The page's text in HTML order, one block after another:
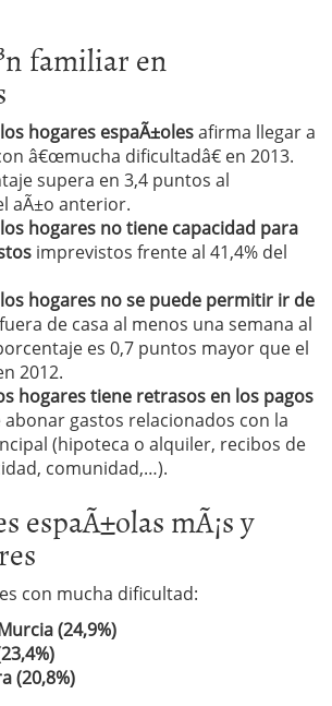
familiar en
hogares espaÃ±olesafirma llegar a
â€œmucha dificultadâ€ en 2013.
supera en 3,4 puntos al
aÃ±o anterior.
hogares no tiene capacidad para
imprevistos frente al 41,4% del
hogares no se puede permitir ir de
fuera de casa al menos una semana al
es 0,7 puntos mayor que el
2012.
hogares tiene retrasos en los pagos
abonar gastos relacionados con la
(hipoteca o alquiler, recibos de
comunidad,…).
espaÃ±olas mÃ¡s y
con mucha dificultad:
(24,9%)
(20,8%)